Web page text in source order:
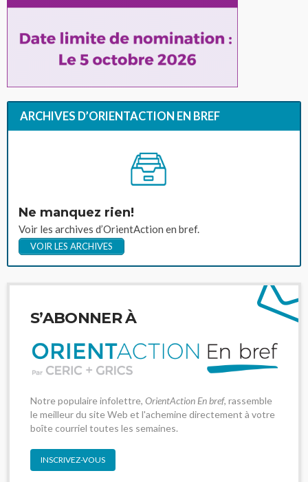
ARCHIVES D’ORIENTACTION EN BREF
Ne manquez rien!
Voir les archives d’OrientAction en bref.
VOIR LES ARCHIVES
S’ABONNER À
Notre populaire infolettre, OrientAction En bref, rassemble
le meilleur du site Web et l'achemine directement à votre
boîte courriel toutes les semaines.
INSCRIVEZ-VOUS